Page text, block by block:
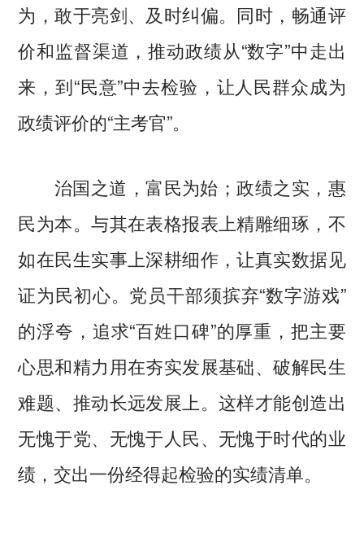
为，敢于亮剑、及时纠偏。同时，畅通评
价和监督渠道，推动政绩从“数字”中走出
来，到“民意”中去检验，让人民群众成为
政绩评价的“主考官”。
治国之道，富民为始；政绩之实，惠
民为本。与其在表格报表上精雕细琢，不
如在民生实事上深耕细作，让真实数据见
证为民初心。党员干部须摈弃“数字游戏”
的浮夸，追求“百姓口碑”的厚重，把主要
心思和精力用在夯实发展基础、破解民生
难题、推动长远发展上。这样才能创造出
无愧于党、无愧于人民、无愧于时代的业
绩，交出一份经得起检验的实绩清单。